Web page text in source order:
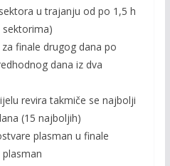
u trajanju od po 1,5 h
finale drugog dana po
dana iz dva
revira takmiče se najbolji
(15 najboljih)
plasman u finale